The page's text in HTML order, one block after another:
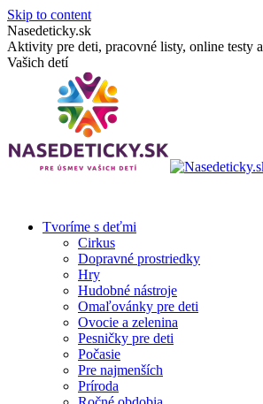
Skip to content
Nasedeticky.sk
Aktivity pre deti, pracovné listy, online testy
Vašich detí
Tvoríme s deťmi
Cirkus
Dopravné prostriedky
Hry
Hudobné nástroje
Omaľovánky pre deti
Ovocie a zelenina
Pesničky pre deti
Počasie
Pre najmenších
Príroda